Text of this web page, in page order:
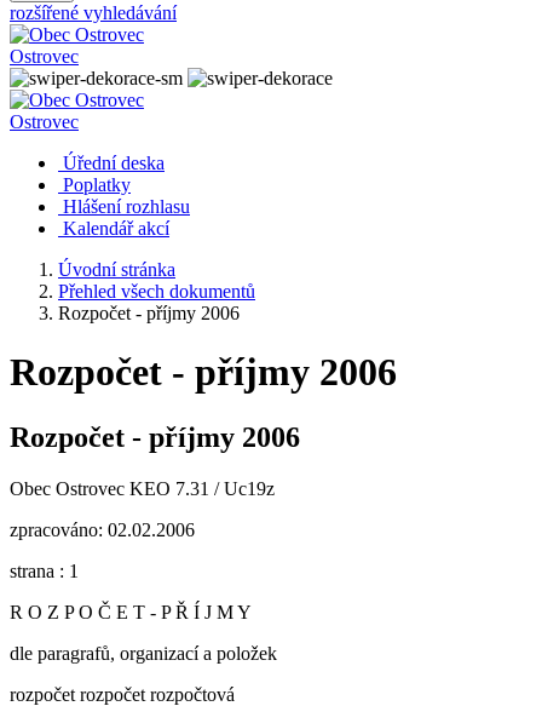
rozšířené vyhledávání
Ostrovec
Ostrovec
Úřední deska
Poplatky
Hlášení rozhlasu
Kalendář akcí
Úvodní stránka
Přehled všech dokumentů
Rozpočet - příjmy 2006
Rozpočet - příjmy 2006
Rozpočet - příjmy 2006
Obec Ostrovec KEO 7.31 / Uc19z
zpracováno: 02.02.2006
strana : 1
R O Z P O Č E T - P Ř Í J M Y
dle paragrafů, organizací a položek
rozpočet rozpočet rozpočtová